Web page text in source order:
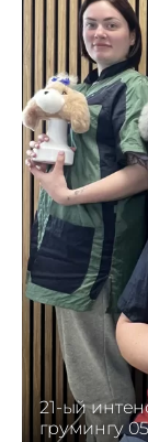
21-ый
грумингу